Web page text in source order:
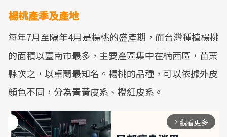
楊桃產季及產地
每年7月至隔年4月是楊桃的盛產期，而台灣種植楊桃
的面積以臺南市最多，主要產區集中在楠西區，苗栗
縣次之，以卓蘭最知名。楊桃的品種，可以依據外皮
顏色不同，分為青黃皮系、橙紅皮系。
arrow_forward_ios 觀看更多